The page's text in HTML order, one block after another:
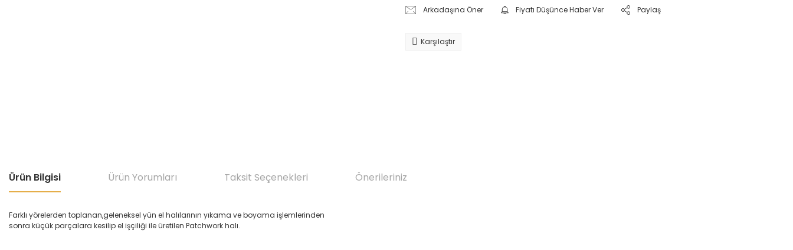
Arkadaşına Öner Fiyatı Düşünce Haber Ver Paylaş
Karşılaştır
Ürün Bilgisi Ürün Yorumları Taksit Seçenekleri Önerileriniz
Farklı yörelerden toplanan,geleneksel yün el halılarının yıkama ve boyama işlemlerinden
sonra küçük parçalara kesilip el işçiliği ile üretilen Patchwork halı.